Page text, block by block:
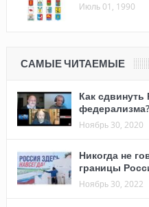
Июль 01, 1990
САМЫЕ ЧИТАЕМЫЕ
Как
федерализма?
Ноябрь 30, 2020
Никогда не
границы
Ноябрь 30, 2022